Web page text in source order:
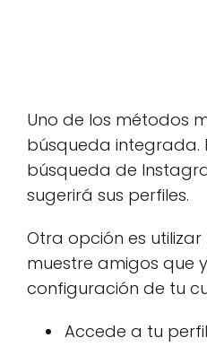
Uno de los métodos
búsqueda integrada.
búsqueda de
sugerirá sus perfiles.
Otra opción es
muestre amigos que
configuración de tu
Accede a tu